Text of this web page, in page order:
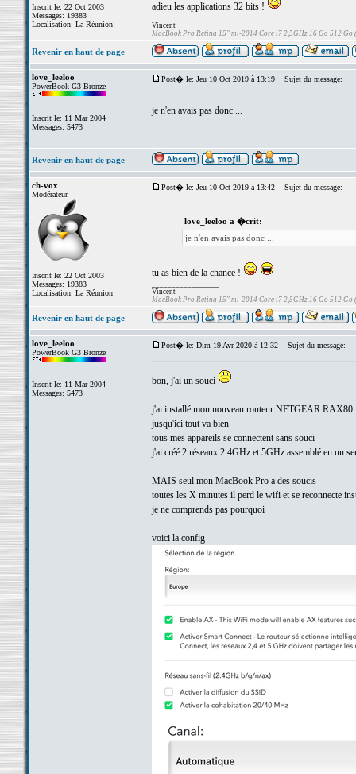
Inscrit le: 22 Oct 2003
Messages: 19383
Localisation: La Réunion
adieu les applications 32 bits !
Vincent
MacBook Pro Retina 15" mi-2014 Core i7 2,5GHz 16 Go 512 Go
Revenir en haut de page
love_leeloo
PowerBook G3 Bronze
Inscrit le: 11 Mar 2004
Messages: 5473
Post� le: Jeu 10 Oct 2019 à 13:19 Sujet du message:
je n'en avais pas donc ...
Revenir en haut de page
ch-vox
Modérateur
Inscrit le: 22 Oct 2003
Messages: 19383
Localisation: La Réunion
Post� le: Jeu 10 Oct 2019 à 13:42 Sujet du message:
love_leeloo a �crit:
je n'en avais pas donc ...
tu as bien de la chance !
Vincent
MacBook Pro Retina 15" mi-2014 Core i7 2,5GHz 16 Go 512 Go
Revenir en haut de page
love_leeloo
PowerBook G3 Bronze
Inscrit le: 11 Mar 2004
Messages: 5473
Post� le: Dim 19 Avr 2020 à 12:32 Sujet du message:
bon, j'ai un souci
j'ai installé mon nouveau routeur NETGEAR RAX80
jusqu'ici tout va bien
tous mes appareils se connectent sans souci
j'ai créé 2 réseaux 2.4GHz et 5GHz assemblé en un
MAIS seul mon MacBook Pro a des soucis
toutes les X minutes il perd le wifi et se reconnecte
je ne comprends pas pourquoi
voici la config